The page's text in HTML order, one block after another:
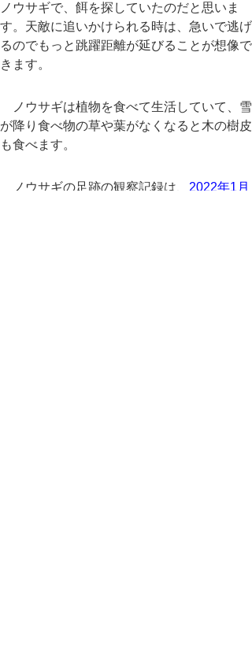
ノウサギで、餌を探していたのだと思いま
す。天敵に追いかけられる時は、急いで逃げ
るのでもっと跳躍距離が延びることが想像で
きます。
ノウサギは植物を食べて生活していて、雪
が降り食べ物の草や葉がなくなると木の樹皮
も食べます。
ノウサギの足跡の観察記録は、 2022年1月